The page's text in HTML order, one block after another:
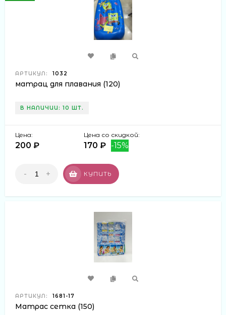
АРТИКУЛ: 1032
матрац для плавания (120)
В НАЛИЧИИ: 10 ШТ.
Цена:
200 ₽
Цена со скидкой:
170 ₽ -15%
- + КУПИТЬ
АРТИКУЛ: 1681-17
Матрас сетка (150)